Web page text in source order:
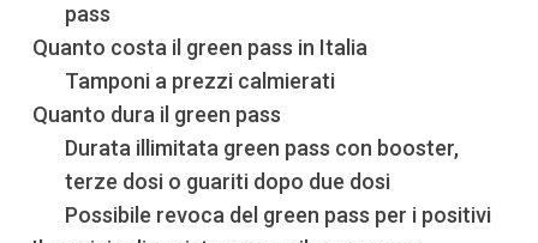
pass
Quanto costa il green pass in Italia
Tamponi a prezzi calmierati
Quanto dura il green pass
Durata illimitata green pass con booster,
terze dosi o guariti dopo due dosi
Possibile revoca del green pass per i positivi